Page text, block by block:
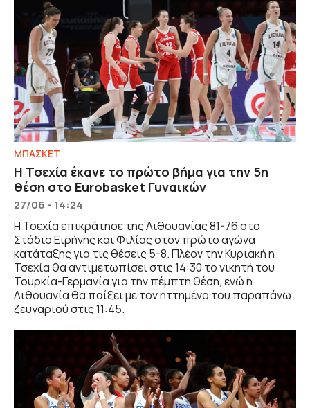
ΜΠΑΣΚΕΤ
Η Τσεχία έκανε το πρώτο βήμα για την 5η
θέση στο Eurobasket Γυναικών
27/06 - 14:24
Η Τσεχία επικράτησε της Λιθουανίας 81-76 στο
Στάδιο Ειρήνης και Φιλίας στον πρώτο αγώνα
κατάταξης για τις θέσεις 5-8. Πλέον την Κυριακή η
Τσεχία θα αντιμετωπίσει στις 14:30 το νικητή του
Τουρκία-Γερμανία για την πέμπτη θέση, ενώ η
Λιθουανία θα παίξει με τον ηττημένο του παραπάνω
ζευγαριού στις 11:45.